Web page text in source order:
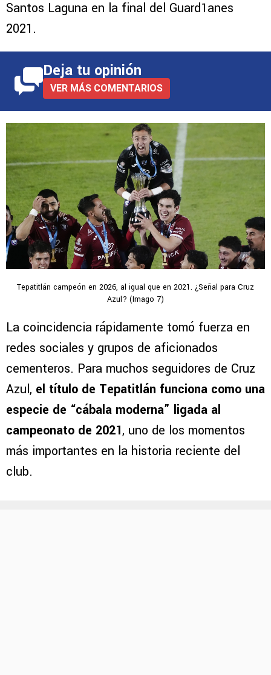
Santos Laguna en la final del Guard1anes
2021.
Deja tu opinión
VER MÁS COMENTARIOS
Tepatitlán campeón en 2026, al igual que en 2021. ¿Señal para Cruz
Azul? (Imago 7)
La coincidencia rápidamente tomó fuerza en
redes sociales y grupos de aficionados
cementeros. Para muchos seguidores de Cruz
Azul, el título de Tepatitlán funciona como una
especie de “cábala moderna” ligada al
campeonato de 2021, uno de los momentos
más importantes en la historia reciente del
club.